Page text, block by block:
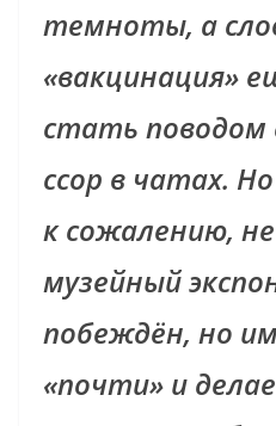
темноты, а
«вакцинация»
стать поводом
ссор в чатах.
к сожалению,
музейный
побеждён, но
«почти» и